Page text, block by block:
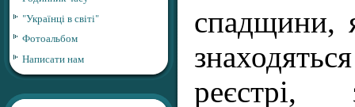
"Українці в світі"
Фотоальбом
Написати нам
спадщини,
реєстрі,